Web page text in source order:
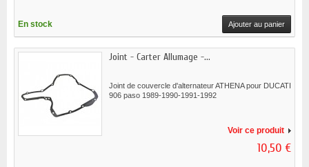
En stock Ajouter au panier
Joint - Carter Allumage -...
Joint de couvercle d'alternateur ATHENA pour DUCATI
906 paso 1989-1990-1991-1992
Voir ce produit
10,50 €